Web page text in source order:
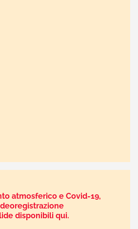
atmosferico e Covid-19,
disponibili qui.